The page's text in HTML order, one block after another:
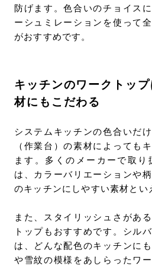
防げます。色合いのチョイス
ーシュミレーションを使って
がおすすめです。
キッチンのワークトッ
材にもこだわる
システムキッチンの色合いだ
（作業台）の素材によっても
ます。多くのメーカーで取
は、カラーバリエーションや
のキッチンにしやすい素材とい
また、スタイリッシュさがあ
トップもおすすめです。シル
は、どんな配色のキッチンに
や雪紋の模様をあしらったワ